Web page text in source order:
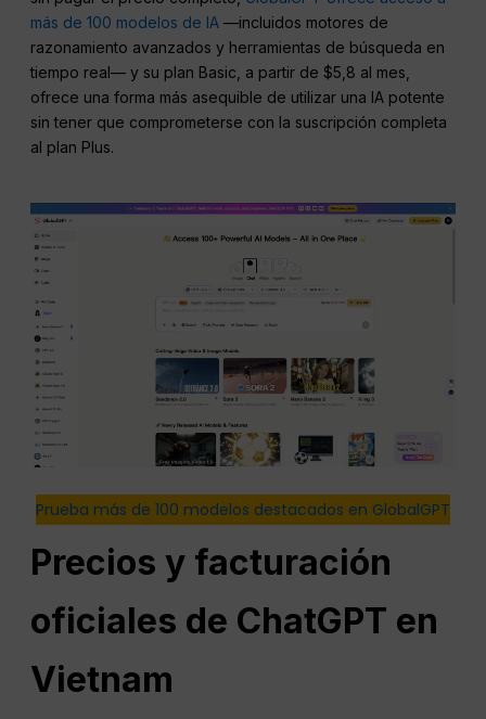
más de 100 modelos de IA—incluidos motores de
razonamiento avanzados y herramientas de búsqueda en
tiempo real— y su plan Basic, a partir de $5,8 al mes,
ofrece una forma más asequible de utilizar una IA potente
sin tener que comprometerse con la suscripción completa
al plan Plus.
Prueba más de 100 modelos destacados en GlobalGPT
Precios y facturación
oficiales de ChatGPT en
Vietnam